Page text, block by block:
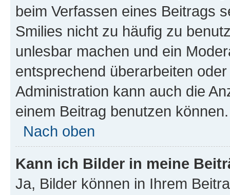
beim Verfassen eines Beitrags
Smilies nicht zu häufig zu
unlesbar machen und ein
entsprechend überarbeiten
Administration kann auch die
einem Beitrag benutzen können.
Nach oben
Kann ich Bilder in meine
Ja, Bilder können in Ihrem